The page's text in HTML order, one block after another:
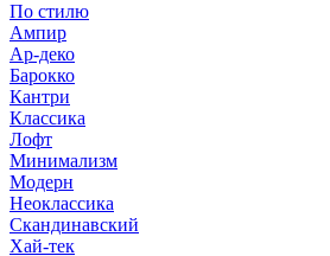
По стилю
Ампир
Ар-деко
Барокко
Кантри
Классика
Лофт
Минимализм
Модерн
Неоклассика
Скандинавский
Хай-тек